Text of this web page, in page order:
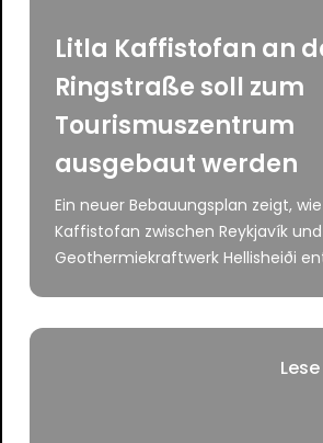
Litla Kaffistofan an
Ringstraße soll zum
Tourismuszentrum
ausgebaut werden
Ein neuer Bebauungsplan zeigt,
Kaffistofan zwischen Reykjavík
Geothermiekraftwerk Hellisheiði